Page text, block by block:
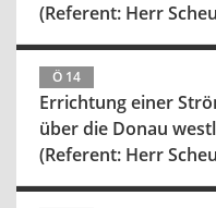
(Referent: Herr
Ö 14
Errichtung einer
über die Donau
(Referent: Herr